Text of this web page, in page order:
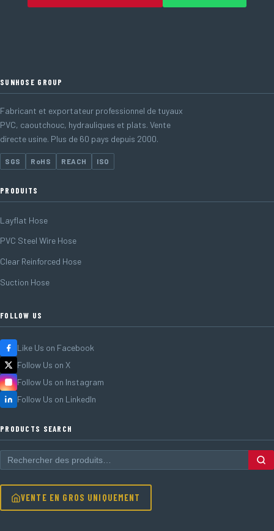
SUNHOSE GROUP
Fabricant et exportateur professionnel de tuyaux
PVC, caoutchouc, hydrauliques et plats. Vente
directe usine. Plus de 60 pays depuis 2000.
SGS RoHS REACH ISO
PRODUITS
Layflat Hose
PVC Steel Wire Hose
Clear Reinforced Hose
Suction Hose
FOLLOW US
Like Us on Facebook
Follow Us on X
Follow Us on Instagram
Follow Us on LinkedIn
PRODUCTS SEARCH
VENTE EN GROS UNIQUEMENT